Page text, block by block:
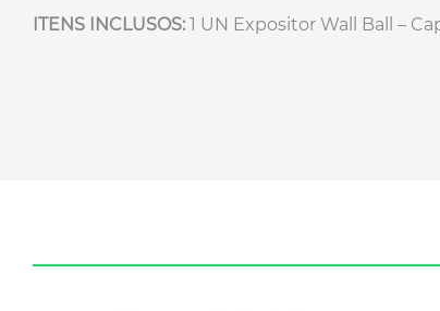
ITENS INCLUSOS: 1 UN Expositor Wall Ball –